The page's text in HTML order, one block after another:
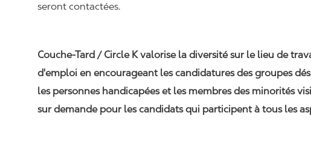
seront contactées.
Couche-Tard / Circle K valorise la diversité sur le lieu de
d'emploi en encourageant les candidatures des groupes
les personnes handicapées et les membres des minorités
sur demande pour les candidats qui participent à tous les